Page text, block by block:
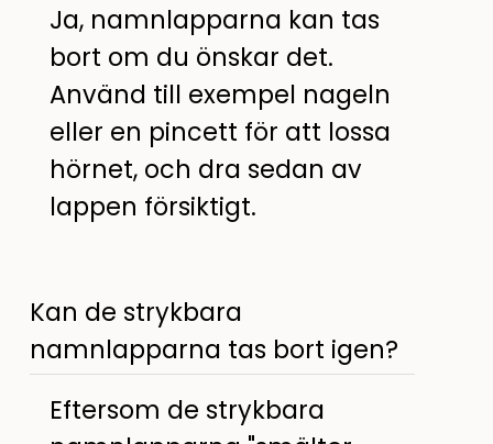
Ja, namnlapparna kan tas
bort om du önskar det.
Använd till exempel nageln
eller en pincett för att lossa
hörnet, och dra sedan av
lappen försiktigt.
Kan de strykbara
namnlapparna tas bort igen?
Eftersom de strykbara